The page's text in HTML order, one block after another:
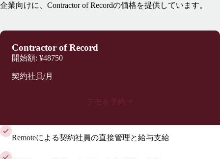
企業向けに、Contractor of Recordの価格を提供しています。
Contractor of Record
開始額: ¥48750
契約社員/月
デモを予約
Remoteによる契約社員の直接管理と給与支給